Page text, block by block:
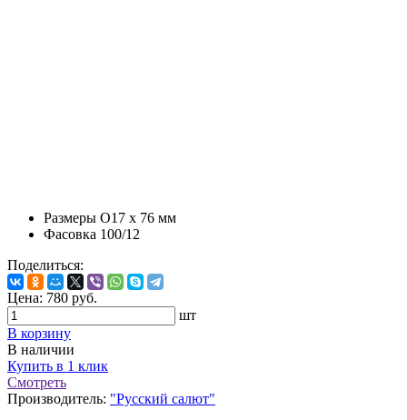
Размеры O17 х 76 мм
Фасовка 100/12
Поделиться:
Цена: 780 руб.
шт
В корзину
В наличии
Купить в 1 клик
Смотреть
Производитель: "Русский салют"